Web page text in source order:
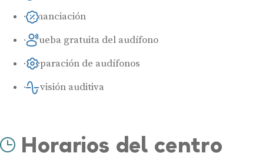
Financiación
Prueba gratuita del audífono
Reparación de audífonos
Revisión auditiva
Horarios del centro